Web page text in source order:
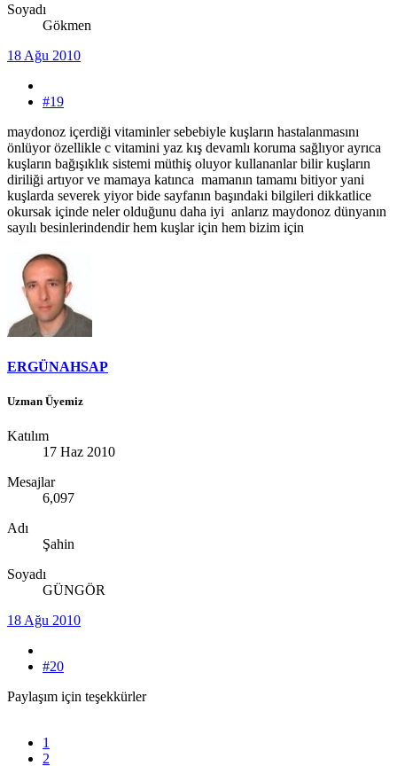
Soyadı
Gökmen
18 Ağu 2010
#19
maydonoz içerdiği vitaminler sebebiyle kuşların hastalanmasını
önlüyor özellikle c vitamini yaz kış devamlı koruma sağlıyor ayrıca
kuşların bağışıklık sistemi müthiş oluyor kullananlar bilir kuşların
diriliği artıyor ve mamaya katınca mamanın tamamı bitiyor yani
kuşlarda severek yiyor bide sayfanın başındaki bilgileri dikkatlice
okursak içinde neler olduğunu daha iyi anlarız maydonoz dünyanın
sayılı besinlerindendir hem kuşlar için hem bizim için
ERGÜNAHSAP
Uzman Üyemiz
Katılım
17 Haz 2010
Mesajlar
6,097
Adı
Şahin
Soyadı
GÜNGÖR
18 Ağu 2010
#20
Paylaşım için teşekkürler
1
2